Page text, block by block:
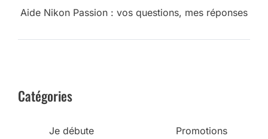
Aide Nikon Passion : vos questions, mes réponses
Catégories
Je débute
Promotions